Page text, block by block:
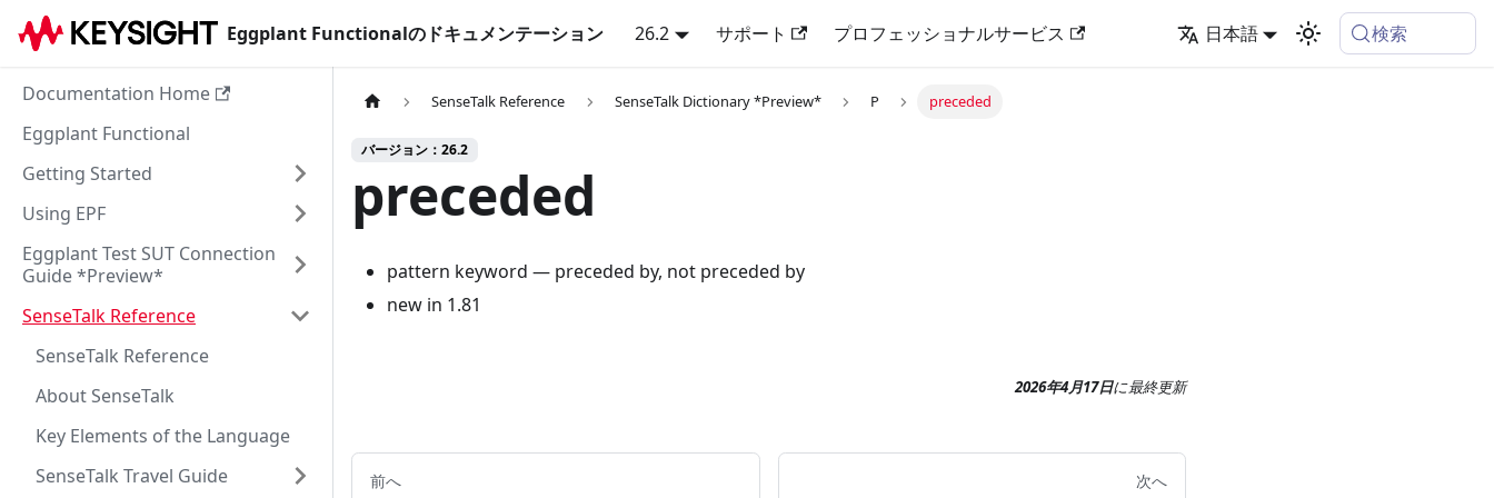
Eggplant Functionalのドキュメンテーション 26.2 サポート プロフェッショナルサービス 日本語 検索
Documentation Home
Eggplant Functional
Getting Started
Using EPF
Eggplant Test SUT Connection
Guide *Preview*
SenseTalk Reference
SenseTalk Reference
About SenseTalk
Key Elements of the Language
SenseTalk Travel Guide
SenseTalk Reference SenseTalk Dictionary *Preview* P preceded
バージョン：26.2
preceded
pattern keyword — preceded by, not preceded by
new in 1.81
2026年4月17日に最終更新
前へ 次へ